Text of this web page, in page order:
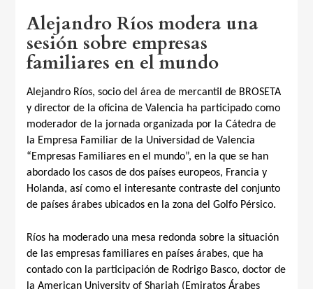
Alejandro Ríos modera una
sesión sobre empresas
familiares en el mundo
Alejandro Ríos, socio del área de mercantil de BROSETA
y director de la oficina de Valencia ha participado como
moderador de la jornada organizada por la Cátedra de
la Empresa Familiar de la Universidad de Valencia
“Empresas Familiares en el mundo”, en la que se han
abordado los casos de dos países europeos, Francia y
Holanda, así como el interesante contraste del conjunto
de países árabes ubicados en la zona del Golfo Pérsico.
Ríos ha moderado una mesa redonda sobre la situación
de las empresas familiares en países árabes, que ha
contado con la participación de Rodrigo Basco, doctor de
la American University of Sharjah (Emiratos Árabes